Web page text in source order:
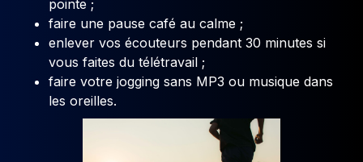
pointe ;
faire une pause café au calme ;
enlever vos écouteurs pendant 30 minutes si
vous faites du télétravail ;
faire votre jogging sans MP3 ou musique dans
les oreilles.